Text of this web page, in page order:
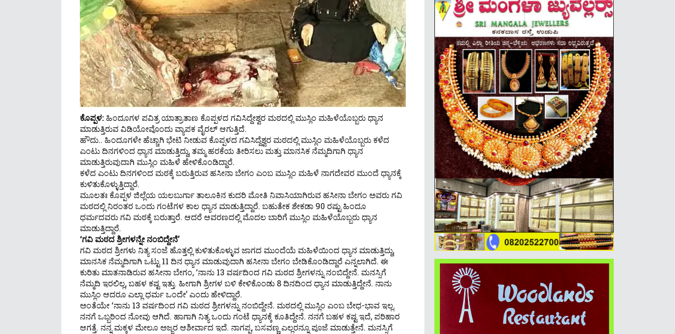
ಕೊಪ್ಪಳ:ಹಿಂದೂಗಳ ಪವಿತ್ರ ಯಾತ್ರಾತಾಣ ಕೊಪ್ಪಳದ ಗವಿಸಿದ್ದೇಶ್ವರ ಮಠದಲ್ಲಿ ಮುಸ್ಲಿಂ ಮಹಿಳೆಯೊಬ್ಬರು ಧ್ಯಾನ
ಮಾಡುತ್ತಿರುವ ವಿಡಿಯೋವೊಂದು ವ್ಯಾಪಕ ವೈರಲ್ ಆಗುತ್ತಿದೆ.
ಹೌದು.. ಹಿಂದೂಗಳೇ ಹೆಚ್ಚಾಗಿ ಭೇಟಿ ನೀಡುವ ಕೊಪ್ಪಳದ ಗವಿಸಿದ್ದೆಶ್ವರ ಮಠದಲ್ಲಿ ಮುಸ್ಲಿಂ ‌ಮಹಿಳೆಯೊಬ್ಬರು ಕಳೆದ
ಎಂಟು ದಿನಗಳಿಂದ ಧ್ಯಾನ ಮಾಡುತ್ತಿದ್ದು, ತಮ್ಮ ಹರಕೆಯ ತೀರಿಸಲು ಮತ್ತು ಮಾನಸಿಕ ನೆಮ್ಮದಿಗಾಗಿ ಧ್ಯಾನ
ಮಾಡುತ್ತಿರುವುದಾಗಿ ಮುಸ್ಲಿಂ ಮಹಿಳೆ ಹೇಳಿಕೊಂಡಿದ್ದಾರೆ.
ಕಳೆದ ಎಂಟು ದಿನಗಳಿಂದ ಮಠಕ್ಕೆ ಬರುತ್ತಿರುವ ಹಸೀನಾ ಬೇಗಂ ಎಂಬ ಮುಸ್ಲಿಂ ಮಹಿಳೆ ನಾಗದೇವರ ಮುಂದೆ ಧ್ಯಾನಕ್ಕೆ
ಕುಳಿತುಕೊಳ್ಳುತ್ತಿದ್ದಾರೆ.
ಮೂಲತಃ ಕೊಪ್ಪಳ ಜಿಲ್ಲೆಯ ಯಲಬುರ್ಗಾ ತಾಲೂಕಿನ ಕುದರಿ ಮೋತಿ ನಿವಾಸಿಯಾಗಿರುವ ಹಸೀನಾ ಬೇಗಂ ಅವರು ಗವಿ
ಮಠದಲ್ಲಿ ನಿರಂತರ ಒಂದು ಗಂಟೆಗಳ ಕಾಲ ಧ್ಯಾನ ಮಾಡುತ್ತಿದ್ದಾರೆ. ಬಹುತೇಕ ಶೇಕಡಾ 90 ರಷ್ಟು ಹಿಂದೂ
ಧರ್ಮದವರು ಗವಿ ಮಠಕ್ಕೆ ಬರುತ್ತಾರೆ. ಆದರೆ ಆವರಣದಲ್ಲಿ ಮೊದಲ ಬಾರಿಗೆ ಮುಸ್ಲಿಂ ಮಹಿಳೆಯೊಬ್ಬರು ಧ್ಯಾನ
ಮಾಡುತ್ತಿದ್ದಾರೆ.
‘ಗವಿ ಮಠದ ಶ್ರೀಗಳನ್ನೇ ನಂಬಿದ್ದೇನೆ’
ಗವಿ ಮಠದ ಶ್ರೀಗಳು ನಿತ್ಯ ಸಂಜೆ ಹೊತ್ತಲ್ಲಿ ಕುಳಿತುಕೊಳ್ಳುವ ಜಾಗದ ಮುಂದೆಯೆ ಮಹಿಳೆಯಿಂದ ಧ್ಯಾನ ಮಾಡುತ್ತಿದ್ದು,
ಮಾನಸಿಕ ನೆಮ್ಮದಿಗಾಗಿ ಒಟ್ಟು 11 ದಿನ ಧ್ಯಾನ ಮಾಡುವುದಾಗಿ ಹಸೀನಾ ಬೇಗಂ ಬೇಡಿಕೊಂಡಿದ್ದಾರೆ ಎನ್ನಲಾಗಿದೆ. ಈ
ಕುರಿತು ಮಾತನಾಡಿರುವ ಹಸೀನಾ ಬೇಗಂ, ‘ನಾನು 13 ವರ್ಷದಿಂದ ಗವಿ ಮಠದ ಶ್ರೀಗಳನ್ನು ನಂಬಿದ್ದೇನೆ. ಮನಸ್ಸಿಗೆ
ನೆಮ್ಮದಿ ಇರಲಿಲ್ಲ, ಬಹಳ ಕಷ್ಟ ಇತ್ತು. ಹೀಗಾಗಿ ಶ್ರೀಗಳ ಬಳಿ ಕೇಳಿಕೊಂಡು 8 ದಿನದಿಂದ ಧ್ಯಾನ ಮಾಡುತ್ತಿದ್ದೇನೆ. ನಾನು
ಮುಸ್ಲಿಂ ಆದರೂ ಎಲ್ಲಾ ಧರ್ಮ ಒಂದೇ’ ಎಂದು ಹೇಳಿದ್ದಾರೆ.
ಅಂತೆಯೇ ‘ನಾನು 13 ವರ್ಷದಿಂದ ಗವಿ ಮಠದ ಶ್ರೀಗಳನ್ನು ನಂಬಿದ್ದೇನೆ. ಮಠದಲ್ಲಿ ಮುಸ್ಲಿಂ ಎಂಬ ಬೇಧ-ಭಾವ ಇಲ್ಲ.
ನನಗೆ ಒಬ್ಬರಿಂದ ನೋವು ಆಗಿದೆ. ಹಾಗಾಗಿ ನಿತ್ಯ ಒಂದು ಗಂಟೆ ಧ್ಯಾನಕ್ಕೆ ಕೂತಿದ್ದೇನೆ. ನನಗೆ ಬಹಳ ಕಷ್ಟ ಇದೆ, ಪರಿಹಾರ
ಆಗತ್ತೆ. ನನ್ನ ಮಕ್ಕಳ ಮೇಲೂ ಅಜ್ಜರ ಆಶೀರ್ವಾದ ಇದೆ. ನಾಗಪ್ಪ, ಬಸವಣ್ಣ ಎಲ್ಲರನ್ನೂ ಪೂಜೆ ಮಾಡುತ್ತೇನೆ. ಮನಸ್ಸಿಗೆ